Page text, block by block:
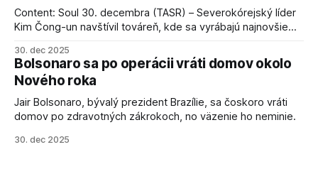
Content: Soul 30. decembra (TASR) – Severokórejský líder
Kim Čong-un navštívil továreň, kde sa vyrábajú najnovšie
schopnosti. Informovali o tom štátne médiá KĽDR, na ktoré
sa odvoláva agentúra AFP.
30. dec 2025
Bolsonaro sa po operácii vráti domov okolo
Nového roka
Jair Bolsonaro, bývalý prezident Brazílie, sa čoskoro vráti
domov po zdravotných zákrokoch, no väzenie ho neminie.
30. dec 2025